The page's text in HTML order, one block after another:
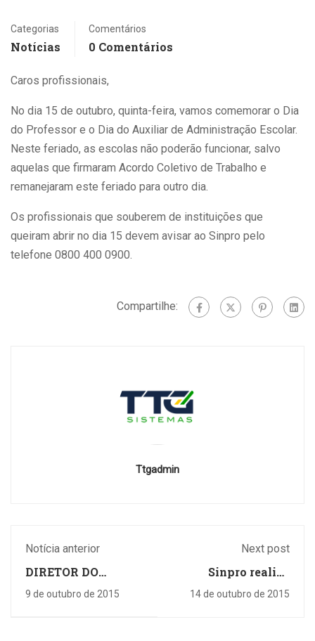
Categorias
Notícias
Comentários
0 Comentários
Caros profissionais,
No dia 15 de outubro, quinta-feira, vamos comemorar o Dia
do Professor e o Dia do Auxiliar de Administração Escolar.
Neste feriado, as escolas não poderão funcionar, salvo
aquelas que firmaram Acordo Coletivo de Trabalho e
remanejaram este feriado para outro dia.
Os profissionais que souberem de instituições que
queiram abrir no dia 15 devem avisar ao Sinpro pelo
telefone 0800 400 0900.
Compartilhe:
Ttgadmin
Notícia anterior
DIRETOR DO
9 de outubro de 2015
Next post
Sinpro realiza
academias da
14 de outubro de 2015